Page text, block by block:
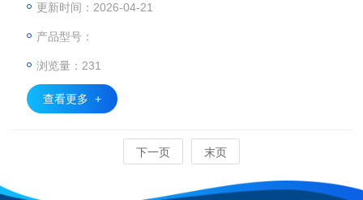
相关应用。
更新时间：2026-04-21
产品型号：
浏览量：231
查看更多 +
下一页 末页